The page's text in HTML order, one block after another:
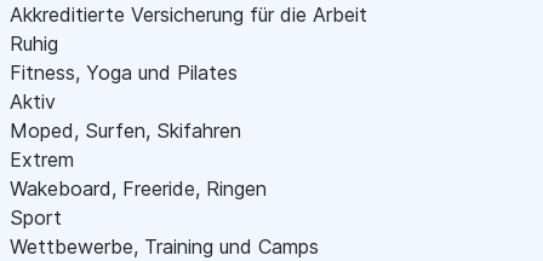
Akkreditierte Versicherung für die Arbeit
Ruhig
Fitness, Yoga und Pilates
Aktiv
Moped, Surfen, Skifahren
Extrem
Wakeboard, Freeride, Ringen
Sport
Wettbewerbe, Training und Camps